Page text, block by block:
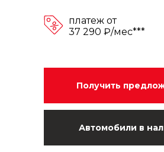
Получить
Автомобили в
платеж от
37 290 ₽/мес***